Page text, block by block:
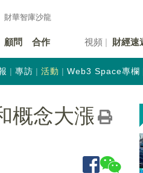
財華智庫沙龍
顧問 合作 視頻 財經速
專訪 活動 Web3 Space專欄
概念大漲